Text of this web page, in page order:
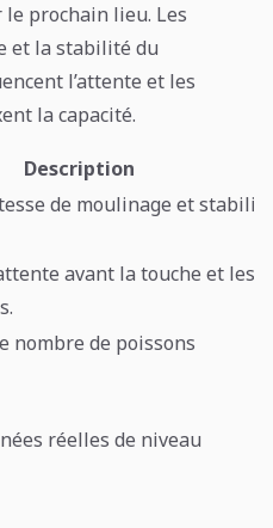
le prochain lieu. Les
et la stabilité du
l’attente et les
la capacité.
Description
de moulinage et stabilité
avant la touche et les
nombre de poissons
réelles de niveau